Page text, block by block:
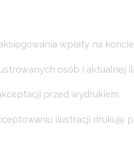
wpłaty na
osób i aktualnej
przed wydrukiem.
ilustracji drukuję